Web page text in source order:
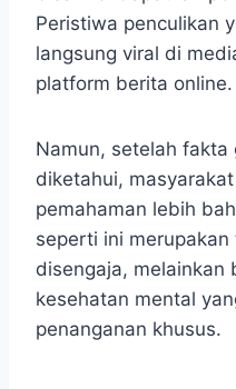
Peristiwa penculikan
langsung viral di
platform berita online.
Namun, setelah fakta
diketahui,
pemahaman lebih
seperti ini
disengaja, melainkan
kesehatan mental
penanganan khusus.